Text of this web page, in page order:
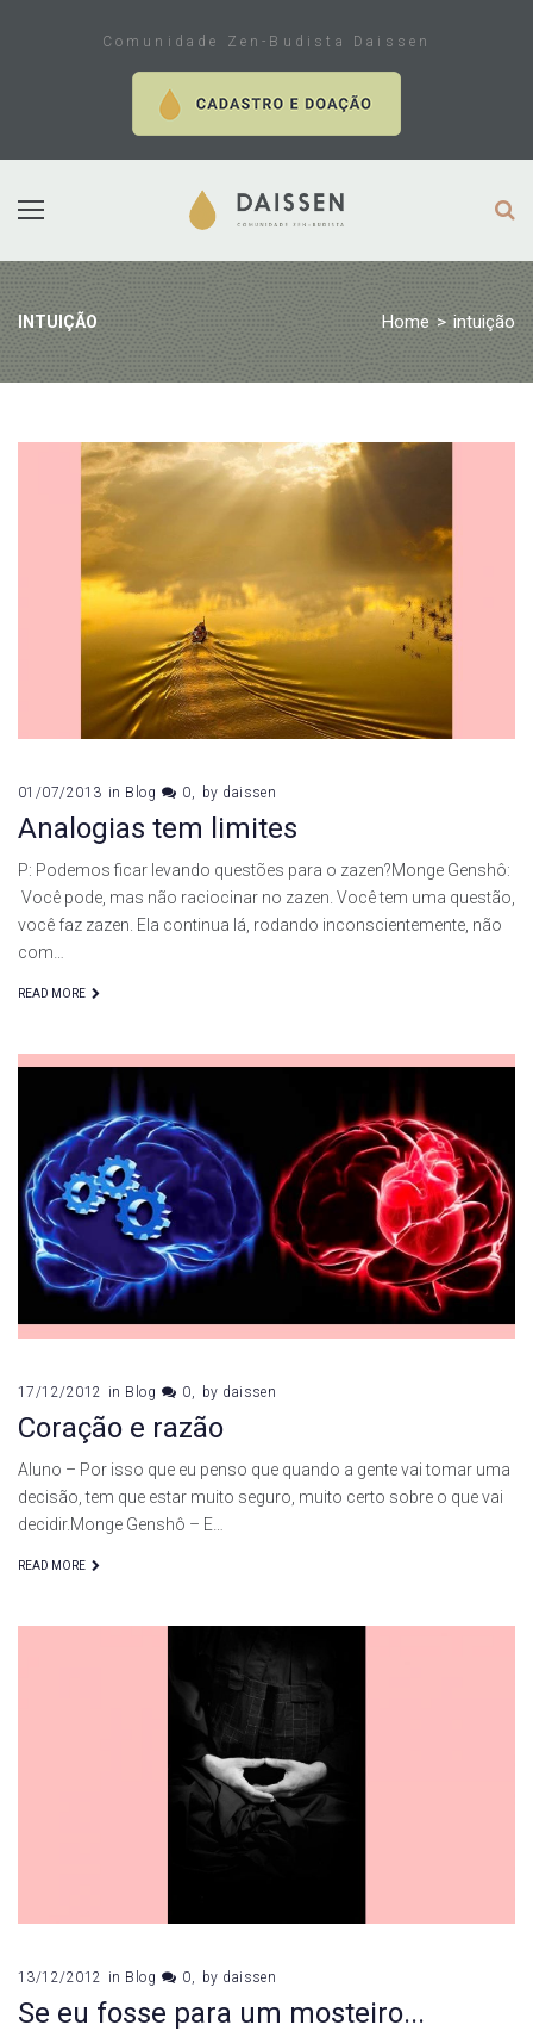
Comunidade Zen-Budista Daissen
INTUIÇÃO Home > intuição
Tag:
intuição
01/07/2013 in Blog 0 by daissen
Analogias tem limites
P: Podemos ficar levando questões para o zazen?Monge Genshô:
Você pode, mas não raciocinar no zazen. Você tem uma questão,
você faz zazen. Ela continua lá, rodando inconscientemente, não
com…
READ MORE
17/12/2012 in Blog 0 by daissen
Coração e razão
Aluno – Por isso que eu penso que quando a gente vai tomar uma
decisão, tem que estar muito seguro, muito certo sobre o que vai
decidir.Monge Genshô – E…
READ MORE
13/12/2012 in Blog 0 by daissen
Se eu fosse para um mosteiro...